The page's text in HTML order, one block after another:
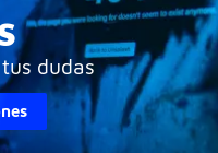
dudas